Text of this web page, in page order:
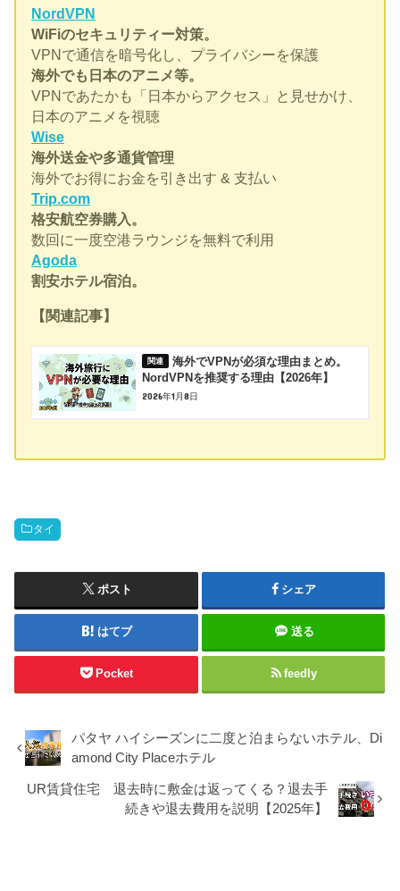
NordVPN
WiFiのセキュリティー対策。
VPNで通信を暗号化し、プライバシーを保護
海外でも日本のアニメ等。
VPNであたかも「日本からアクセス」と見せかけ、
日本のアニメを視聴
Wise
海外送金や多通貨管理
海外でお得にお金を引き出す & 支払い
Trip.com
格安航空券購入。
数回に一度空港ラウンジを無料で利用
Agoda
割安ホテル宿泊。
【関連記事】
海外でVPNが必須な理由まとめ。
NordVPNを推奨する理由【2026年】
2026年1月8日
タイ
ポスト シェア
はてブ 送る
Pocket feedly
パタヤ ハイシーズンに二度と泊まらないホテル、Di
amond City Placeホテル
UR賃貸住宅 退去時に敷金は返ってくる？退去手
続きや退去費用を説明【2025年】